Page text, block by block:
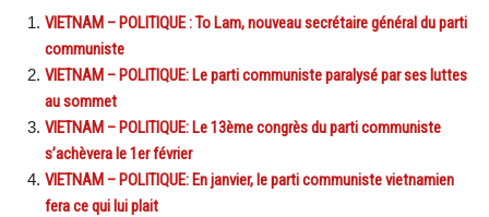
VIETNAM – POLITIQUE : To Lam, nouveau secrétaire général du parti
communiste
VIETNAM – POLITIQUE: Le parti communiste paralysé par ses luttes
au sommet
VIETNAM – POLITIQUE: Le 13ème congrès du parti communiste
s’achèvera le 1er février
VIETNAM – POLITIQUE: En janvier, le parti communiste vietnamien
fera ce qui lui plait